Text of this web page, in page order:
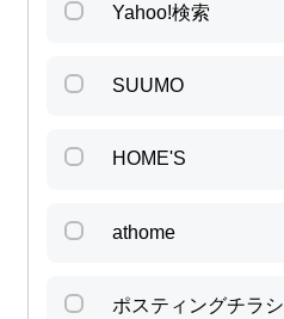
Yahoo!検索
SUUMO
HOME'S
athome
ポスティングチラシ